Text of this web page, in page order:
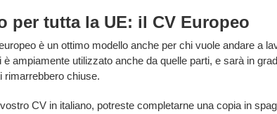
per tutta la UE: il CV Europeo
è un ottimo modello anche per chi vuole andare a
è ampiamente utilizzato anche da quelle parti, e sarà in
rimarrebbero chiuse.
CV in italiano, potreste completarne una copia in